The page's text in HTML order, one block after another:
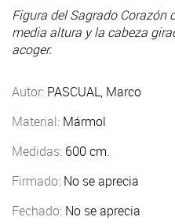
Figura del Sagrado Corazón
media altura y la cabeza
acoger.
Autor: PASCUAL, Marco
Material: Mármol
Medidas: 600 cm.
Firmado: No se aprecia
Fechado: No se aprecia